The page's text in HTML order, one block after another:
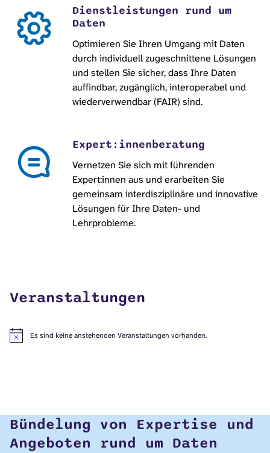
Dienstleistungen rund um
Daten
Optimieren Sie Ihren Umgang mit Daten
durch individuell zugeschnittene Lösungen
und stellen Sie sicher, dass Ihre Daten
auffindbar, zugänglich, interoperabel und
wiederverwendbar (FAIR) sind.
Expert:innenberatung
Vernetzen Sie sich mit führenden
Expert:innen aus und erarbeiten Sie
gemeinsam interdisziplinäre und innovative
Lösungen für Ihre Daten- und
Lehrprobleme.
Veranstaltungen
HinweisEs sind keine anstehenden Veranstaltungen vorhanden.
Bündelung von Expertise und
Angeboten rund um Daten